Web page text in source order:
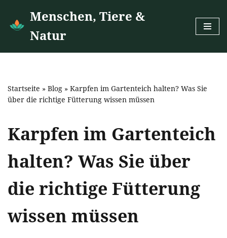
Zum
springen
Menschen, Tiere &
Natur
Startseite » Blog » Karpfen im Gartenteich halten? Was Sie
über die richtige Fütterung wissen müssen
Karpfen im Gartenteich
halten? Was Sie über
die richtige Fütterung
wissen müssen